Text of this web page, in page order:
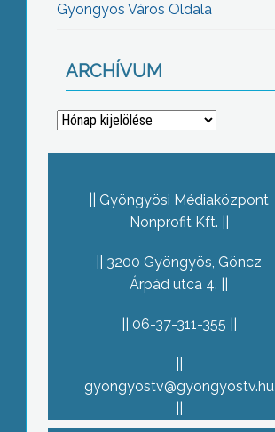
Gyöngyös Város Oldala
ARCHÍVUM
Archívum
Gyöngyösi Médiaközpont
Nonprofit Kft.
3200 Gyöngyös, Göncz
Árpád utca 4.
06-37-311-355
gyongyostv@gyongyostv.hu